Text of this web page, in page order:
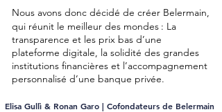
Nous avons donc décidé de créer Belermain,
qui réunit le meilleur des mondes : La
transparence et les prix bas d’une
plateforme digitale, la solidité des grandes
institutions financières et l’accompagnement
personnalisé d’une banque privée.
Elisa Gullì & Ronan Garo | Cofondateurs de Belermain